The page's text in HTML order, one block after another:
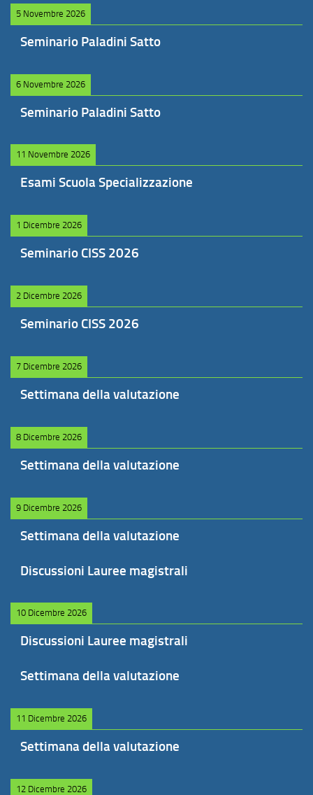
5 Novembre 2026
Seminario Paladini Satto
6 Novembre 2026
Seminario Paladini Satto
11 Novembre 2026
Esami Scuola Specializzazione
1 Dicembre 2026
Seminario CISS 2026
2 Dicembre 2026
Seminario CISS 2026
7 Dicembre 2026
Settimana della valutazione
8 Dicembre 2026
Settimana della valutazione
9 Dicembre 2026
Settimana della valutazione
Discussioni Lauree magistrali
10 Dicembre 2026
Discussioni Lauree magistrali
Settimana della valutazione
11 Dicembre 2026
Settimana della valutazione
12 Dicembre 2026